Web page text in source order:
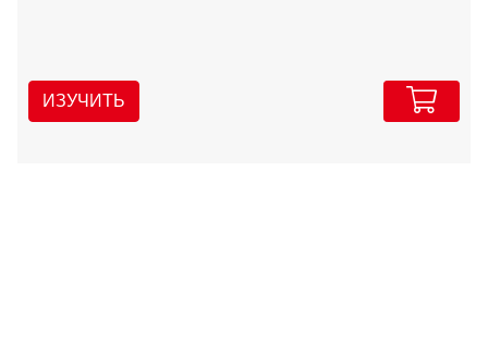
ИЗУЧИТЬ